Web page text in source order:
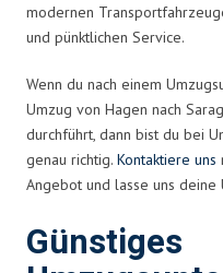
modernen
und pünktlichen Service.
Wenn du nach einem
Umzug von Hagen nach
durchführt, dann bist du bei
genau richtig. Kontaktiere uns
Angebot und lasse uns
Günstiges